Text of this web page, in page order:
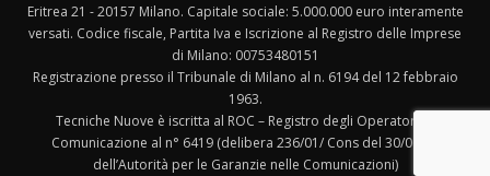
Eritrea 21 - 20157 Milano. Capitale sociale: 5.000.000 euro interamente
versati. Codice fiscale, Partita Iva e Iscrizione al Registro delle Imprese
di Milano: 00753480151
Registrazione presso il Tribunale di Milano al n. 6194 del 12 febbraio
1963.
Tecniche Nuove è iscritta al ROC – Registro degli Operatori di
Comunicazione al n° 6419 (delibera 236/01/ Cons del 30/06/01
dell’Autorità per le Garanzie nelle Comunicazioni)